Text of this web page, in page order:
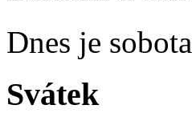
Dnes je sobota
Svátek